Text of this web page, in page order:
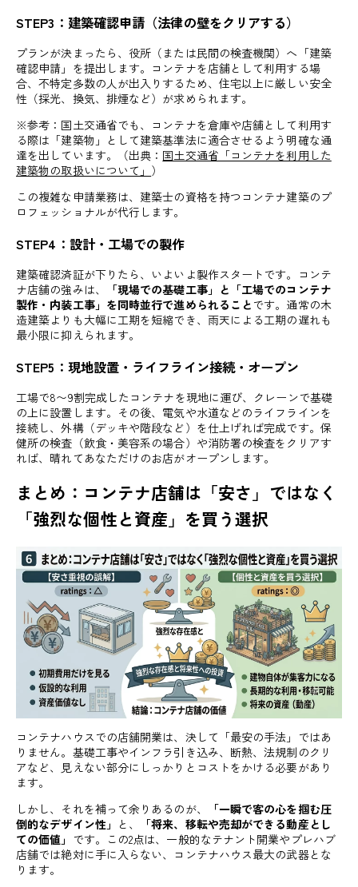
STEP3：建築確認申請（法律の壁をクリアする）
プランが決まったら、役所（または民間の検査機関）へ「建築
確認申請」を提出します。コンテナを店舗として利用する場
合、不特定多数の人が出入りするため、住宅以上に厳しい安全
性（採光、換気、排煙など）が求められます。
※参考：国土交通省でも、コンテナを倉庫や店舗として利用す
る際は「建築物」として建築基準法に適合させるよう明確な通
達を出しています。（出典： 国土交通省「コンテナを利用した
建築物の取扱いについて」 ）
この複雑な申請業務は、建築士の資格を持つコンテナ建築のプ
ロフェッショナルが代行します。
STEP4：設計・工場での製作
建築確認済証が下りたら、いよいよ製作スタートです。コンテ
ナ店舗の強みは、
「現場での基礎工事」と「工場でのコンテナ
製作・内装工事」を同時並行で進められること です。通常の木
造建築よりも大幅に工期を短縮でき、雨天による工期の遅れも
最小限に抑えられます。
STEP5：現地設置・ライフライン接続・オープン
工場で8〜9割完成したコンテナを現地に運び、クレーンで基礎
の上に設置します。その後、電気や水道などのライフラインを
接続し、外構（デッキや階段など）を仕上げれば完成です。保
健所の検査（飲食・美容系の場合）や消防署の検査をクリアす
れば、晴れてあなただけのお店がオープンします。
まとめ：コンテナ店舗は「安さ」ではなく
「強烈な個性と資産」を買う選択
コンテナハウスでの店舗開業は、決して「最安の手法」ではあ
りません。基礎工事やインフラ引き込み、断熱、法規制のクリ
アなど、見えない部分にしっかりとコストをかける必要があり
ます。
しかし、それを補って余りあるのが、
「一瞬で客の心を掴む圧
倒的なデザイン性」 と、
「将来、移転や売却ができる動産とし
ての価値」 です。この2点は、一般的なテナント開業やプレハブ
店舗では絶対に手に入らない、コンテナハウス最大の武器とな
ります。